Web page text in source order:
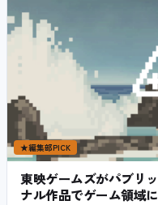
★編集部PICK
東映ゲームズがパブリ
ナル作品でゲーム領域